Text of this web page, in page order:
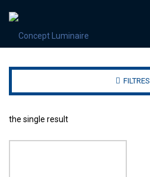
FILTRES
the single result